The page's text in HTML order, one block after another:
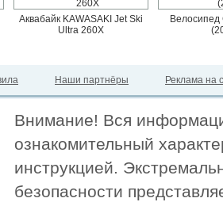
Аквабайк KAWASAKI Jet Ski
Ultra 260X
Велосипед
Наши партнёры Реклама на
Внимание! Вся
ознакомительный
инструкцией.
безопасности